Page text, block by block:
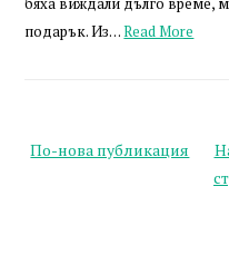
подарък. Из…Read More
По-нова публикация